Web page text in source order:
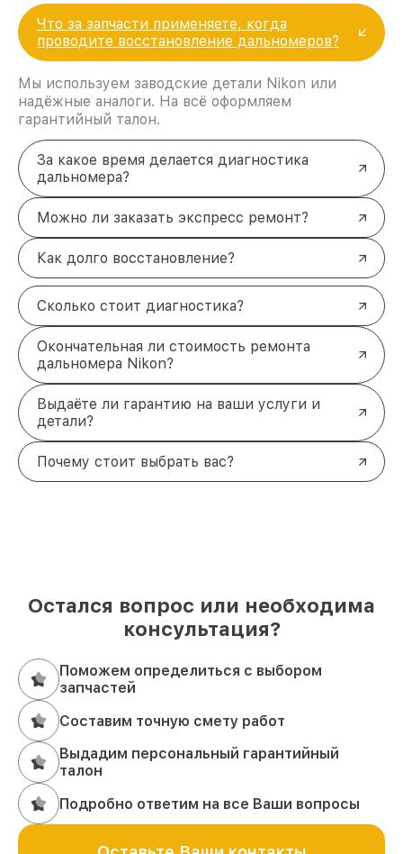
Что за запчасти применяете, когда
проводите восстановление дальномеров?
Мы используем заводские детали Nikon или
надёжные аналоги. На всё оформляем
гарантийный талон.
За какое время делается диагностика
дальномера?
Можно ли заказать экспресс ремонт?
Как долго восстановление?
Сколько стоит диагностика?
Окончательная ли стоимость ремонта
дальномера Nikon?
Выдаёте ли гарантию на ваши услуги и
детали?
Почему стоит выбрать вас?
Остался вопрос или необходима
консультация?
Поможем определиться с выбором
запчастей
Составим точную смету работ
Выдадим персональный гарантийный
талон
Подробно ответим на все Ваши вопросы